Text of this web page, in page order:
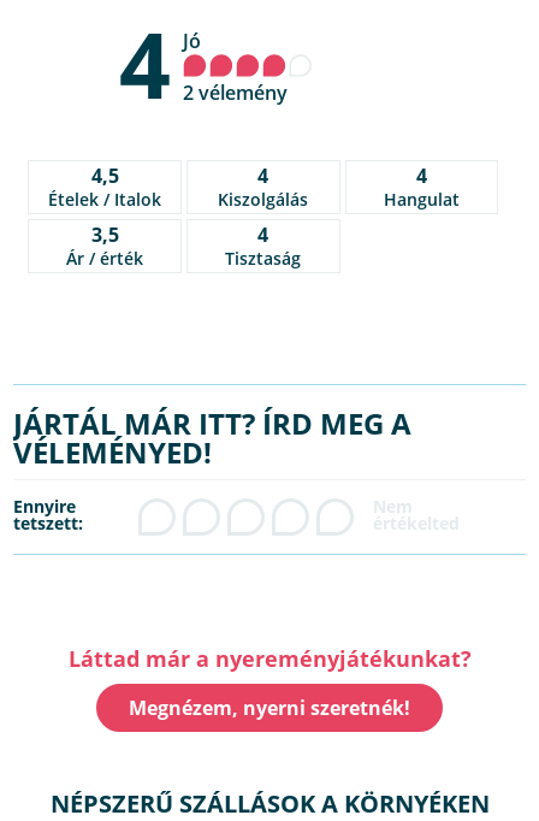
4 Jó
2 vélemény
4,5
Ételek / Italok
4
Kiszolgálás
4
Hangulat
3,5
Ár / érték
4
Tisztaság
JÁRTÁL MÁR ITT? ÍRD MEG A
VÉLEMÉNYED!
Ennyire
tetszett:
Láttad már a nyereményjátékunkat?
Megnézem, nyerni szeretnék!
NÉPSZERŰ SZÁLLÁSOK A KÖRNYÉKEN